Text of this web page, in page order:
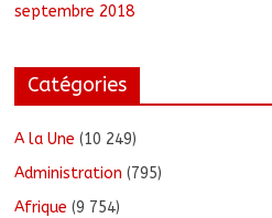
septembre 2018
Catégories
A la Une (10 249)
Administration (795)
Afrique (9 754)